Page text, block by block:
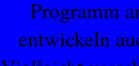
Programm
entwickeln